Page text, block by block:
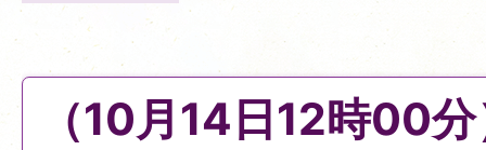
（10月14日12時00